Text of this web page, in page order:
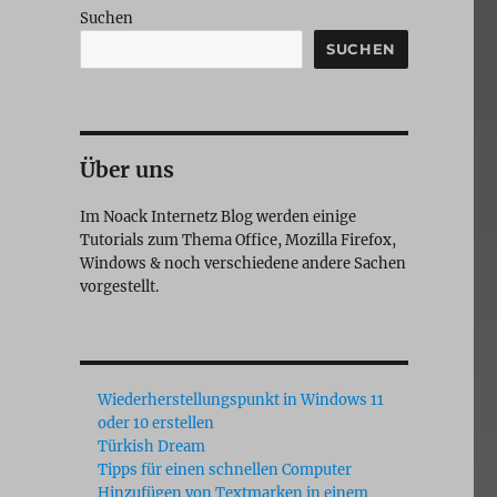
Suchen
SUCHEN
Über uns
Im Noack Internetz Blog werden einige
Tutorials zum Thema Office, Mozilla Firefox,
Windows & noch verschiedene andere Sachen
vorgestellt.
Wiederherstellungspunkt in Windows 11
oder 10 erstellen
Türkish Dream
Tipps für einen schnellen Computer
Hinzufügen von Textmarken in einem